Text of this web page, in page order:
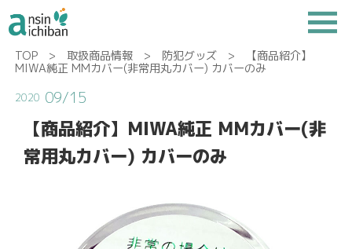
TOP> 取扱商品情報> 防犯グッズ> 【商品紹介】
MIWA純正 MMカバー(非常用丸カバー) カバーのみ
2020 09/15
【商品紹介】MIWA純正 MMカバー(非
常用丸カバー) カバーのみ